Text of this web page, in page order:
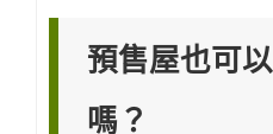
預售屋也可
嗎？